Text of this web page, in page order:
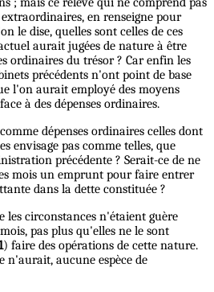
en renseigne pour
le dise, quelles sont celles de ces
aurait jugées de nature à être
ordinaires du trésor ? Car enfin les
précédents n'ont point de base
l'on aurait employé des moyens
à des dépenses ordinaires.
dépenses ordinaires celles dont
envisage pas comme telles, que
précédente ? Serait-ce de ne
mois un emprunt pour faire entrer
dans la dette constituée ?
les circonstances n'étaient guère
pas plus qu'elles ne le sont
) faire des opérations de cette nature.
n'aurait, aucune espèce de